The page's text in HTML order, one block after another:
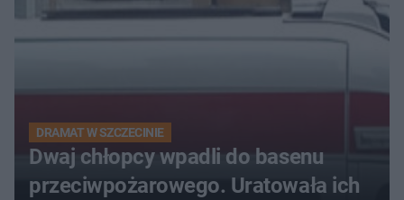
DRAMAT W SZCZECINIE
Dwaj chłopcy wpadli do basenu
przeciwpożarowego. Uratowała ich